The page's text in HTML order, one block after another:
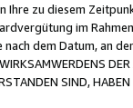
Ihre zu diesem
im
dem Datum, an
SIND,